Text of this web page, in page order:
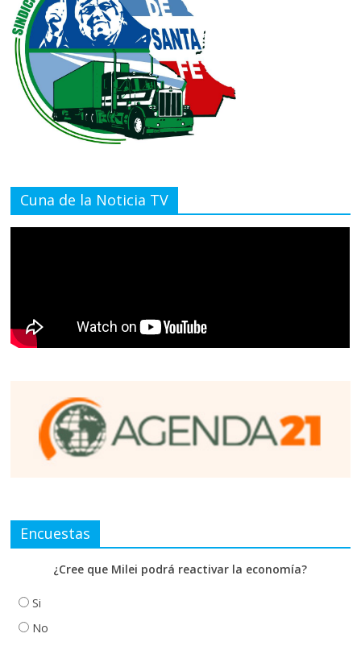
Cuna de la Noticia TV
Encuestas
¿Cree que Milei podrá reactivar la economía?
Si
No